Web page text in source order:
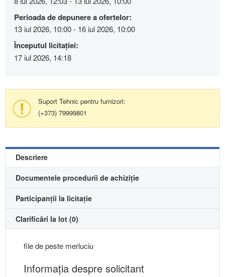
Perioada de depunere a ofertelor:
13 iul 2026, 10:00 - 16 iul 2026, 10:00
Începutul licitației:
17 iul 2026, 14:18
Suport Tehnic pentru furnizori:
(+373) 79999801
Descriere
Documentele procedurii de achiziție
Participanții la licitație
Clarificări la lot (0)
file de peste merluciu
Informaţia despre solicitant